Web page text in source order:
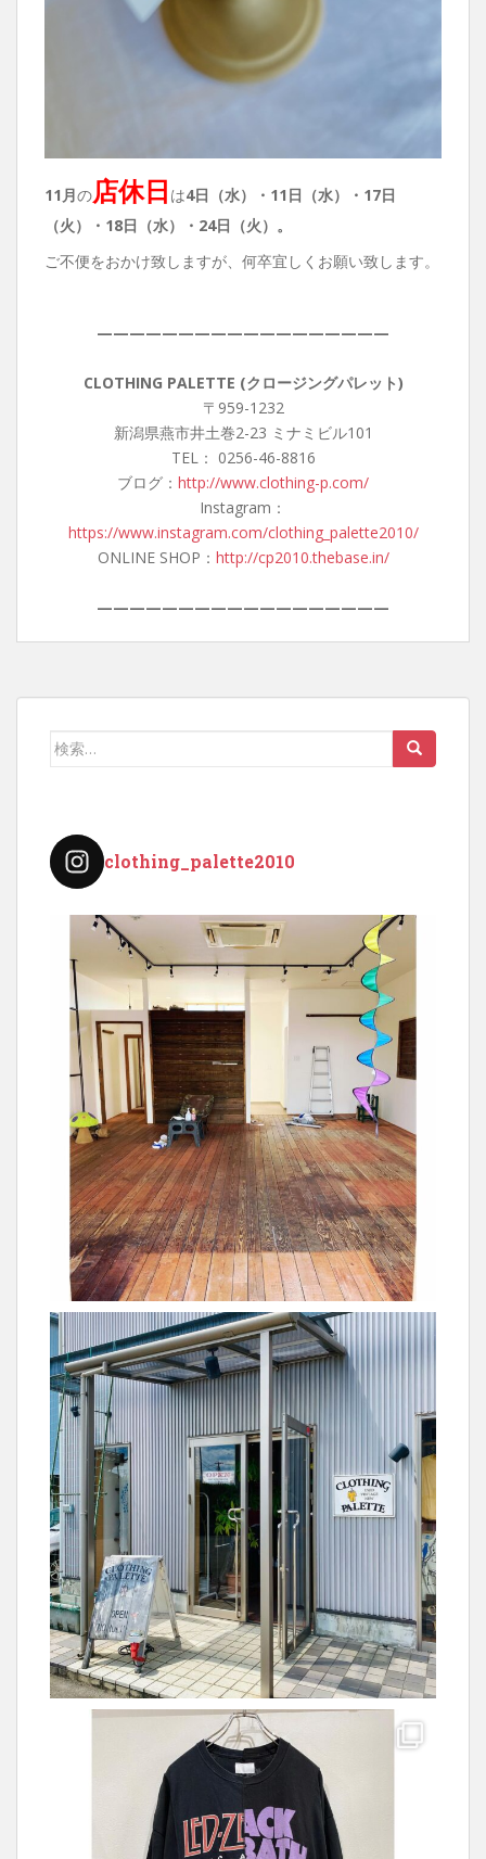
11月の店休日 は4日（水）・11 日（水）・17日
（火）・18日（水）・24日（火）。
ご不便をおかけ致しますが、何卒宜しくお願い致します。
——————————————————
CLOTHING PALETTE (クロージングパレット)
〒959-1232
新潟県燕市井土巻2-23 ミナミビル101
TEL： 0256-46-8816
ブログ： http://www.clothing-p.com/
Instagram：
https://www.instagram.com/clothing_palette2010/
ONLINE SHOP： http://cp2010.thebase.in/
——————————————————
検
clothing_palette2010